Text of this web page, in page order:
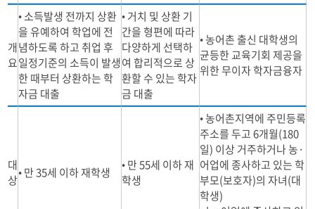
개
요
• 소득발생 전까지 상환
을 유예하여 학업에 전
념하도록 하고 취업 후
일정기준의 소득이 발생
한 때부터 상환하는 학
자금 대출
• 거치 및 상환 기
간을 형편에 따라
다양하게 선택하
여 합리적으로 상
환할 수 있는 학자
금 대출
• 농어촌 출신 대학생의
균등한 교육기회 제공을
위한 무이자 학자금융자
대
상• 만 35세 이하 재학생
• 만 55세 이하 재
학생
• 농어촌지역에 주민등록
주소를 두고 6개월(180
일) 이상 거주하거나 농·
어업에 종사하고 있는 학
부모(보호자)의 자녀(대
학생)